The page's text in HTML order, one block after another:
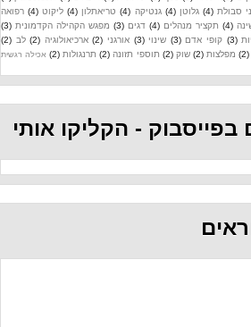
סבולת (4) גלוטן (4) גנטיקה (4) טריאתלון (4) ליקוט (4) רפואה
(4) תקציר מנהלים (4) דגים (3) מפגש הקהילה הקדמונית (3)
(3) קופי אדם (3) שינוי (3) אורגני (2) ארכיאולוגיה (2) לב (2)
(2) מפלצות (2) שוק (2) תוספי תזונה (2) תרנגולות (2) אכילה רגשית
בפייסבוק - הקליקו אותי